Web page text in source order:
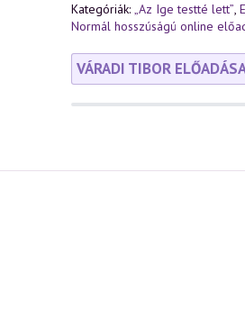
Kategóriák: „Az Ige testté lett”,
Normál hosszúságú online
VÁRADI TIBOR